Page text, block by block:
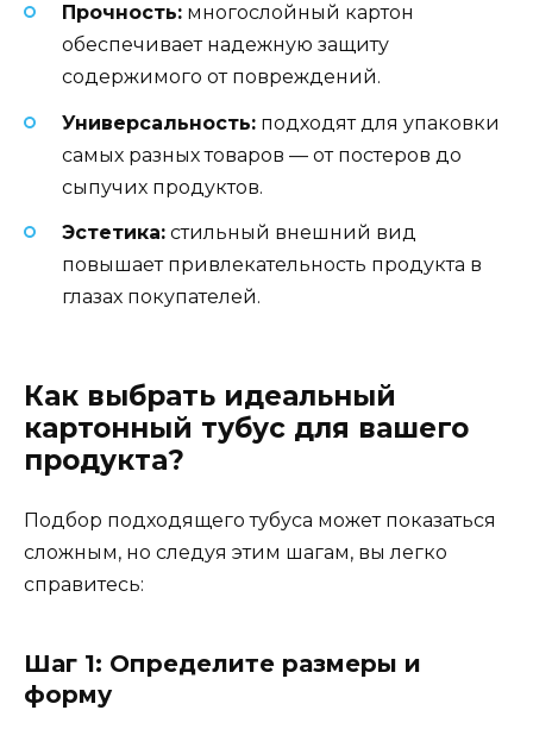
Прочность: многослойный картон
обеспечивает надежную защиту
содержимого от повреждений.
Универсальность: подходят для упаковки
самых разных товаров — от постеров до
сыпучих продуктов.
Эстетика: стильный внешний вид
повышает привлекательность продукта в
глазах покупателей.
Как выбрать идеальный
картонный тубус для вашего
продукта?
Подбор подходящего тубуса может показаться
сложным, но следуя этим шагам, вы легко
справитесь:
Шаг 1: Определите размеры и
форму